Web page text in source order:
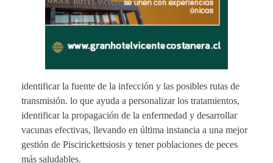
identificar la fuente de la infección y las posibles rutas de
transmisión. lo que ayuda a personalizar los tratamientos,
identificar la propagación de la enfermedad y desarrollar
vacunas efectivas, llevando en última instancia a una mejor
gestión de Piscirickettsiosis y tener poblaciones de peces
más saludables.